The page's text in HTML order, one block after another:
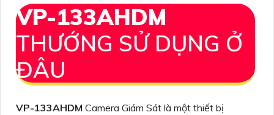
VP-133AHDM
THƯỚNG SỬ DỤNG Ở
ĐÂU
VP-133AHDM Camera Giám Sát là một thiết bị